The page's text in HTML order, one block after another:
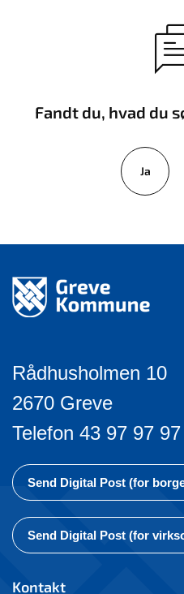
Fandt du, hvad du
Ja
Rådhusholmen 10
2670 Greve
Telefon 43 97 97 97
Send Digital Post (for
Send Digital Post (for
Kontakt